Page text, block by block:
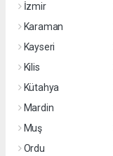
İzmir
Karaman
Kayseri
Kilis
Kütahya
Mardin
Muş
Ordu